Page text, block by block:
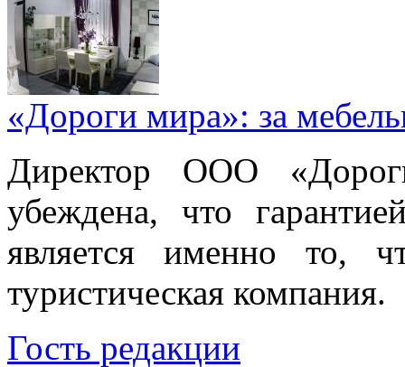
«Дороги мира»: за
Директор ООО
убеждена, что
является именно то,
туристическая компания.
Гость редакции